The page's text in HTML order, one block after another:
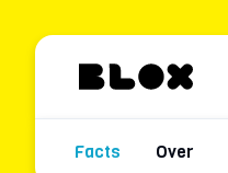
Facts Over